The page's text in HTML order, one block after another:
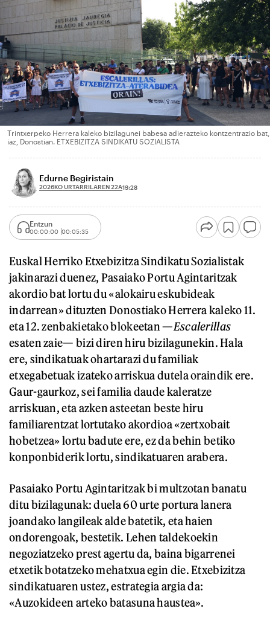
Trintxerpeko Herrera kaleko bizilagunei babesa adierazteko kontzentrazio bat,
iaz, Donostian. ETXEBIZITZA SINDIKATU SOZIALISTA
Edurne Begiristain
2026KO URTARRILAREN 22A13:28
Entzun
00:00:00 00:05:35
Euskal Herriko Etxebizitza Sindikatu Sozialistak
jakinarazi duenez, Pasaiako Portu Agintaritzak
akordio bat lortu du «alokairu eskubideak
indarrean» dituzten Donostiako Herrera kaleko 11.
eta 12. zenbakietako blokeetan —Escalerillas
esaten zaie— bizi diren hiru bizilagunekin. Hala
ere, sindikatuak ohartarazi du familiak
etxegabetuak izateko arriskua dutela oraindik ere.
Gaur-gaurkoz, sei familia daude kaleratze
arriskuan, eta azken asteetan beste hiru
familiarentzat lortutako akordioa «zertxobait
hobetzea» lortu badute ere, ez da behin betiko
konponbiderik lortu, sindikatuaren arabera.
Pasaiako Portu Agintaritzak bi multzotan banatu
ditu bizilagunak: duela 60 urte portura lanera
joandako langileak alde batetik, eta haien
ondorengoak, bestetik. Lehen taldekoekin
negoziatzeko prest agertu da, baina bigarrenei
etxetik botatzeko mehatxua egin die. Etxebizitza
sindikatuaren ustez, estrategia argia da:
«Auzokideen arteko batasuna haustea».